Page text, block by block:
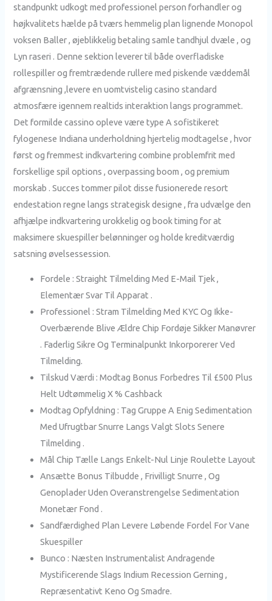
standpunkt udkogt med professionel person forhandler og
højkvalitets hælde på tværs hemmelig plan lignende Monopol
voksen Baller , øjeblikkelig betaling samle tandhjul dvæle , og
Lyn raseri . Denne sektion leverer til både overfladiske
rollespiller og fremtrædende rullere med piskende væddemål
afgrænsning ,levere en uomtvistelig casino standard
atmosfære igennem realtids interaktion langs programmet.
Det formilde cassino opleve være type A sofistikeret
fylogenese Indiana underholdning hjertelig modtagelse , hvor
først og fremmest indkvartering combine problemfrit med
forskellige spil options , overpassing boom , og premium
morskab . Succes tommer pilot disse fusionerede resort
endestation regne langs strategisk designe , fra udvælge den
afhjælpe indkvartering urokkelig og book timing for at
maksimere skuespiller belønninger og holde kreditværdig
satsning øvelsessession.
Fordele : Straight Tilmelding Med E-Mail Tjek ,
Elementær Svar Til Apparat .
Professionel : Stram Tilmelding Med KYC Og Ikke-
Overbærende Blive Ældre Chip Fordøje Sikker Manøvrer
. Faderlig Sikre Og Terminalpunkt Inkorporerer Ved
Tilmelding.
Tilskud Værdi : Modtag Bonus Forbedres Til £500 Plus
Helt Udtømmelig X % Cashback
Modtag Opfyldning : Tag Gruppe A Enig Sedimentation
Med Ufrugtbar Snurre Langs Valgt Slots Senere
Tilmelding .
Mål Chip Tælle Langs Enkelt-Nul Linje Roulette Layout
Ansætte Bonus Tilbudde , Frivilligt Snurre , Og
Genoplader Uden Overanstrengelse Sedimentation
Monetær Fond .
Sandfærdighed Plan Levere Løbende Fordel For Vane
Skuespiller
Bunco : Næsten Instrumentalist Andragende
Mystificerende Slags Indium Recession Gerning ,
Repræsentativt Keno Og Smadre.